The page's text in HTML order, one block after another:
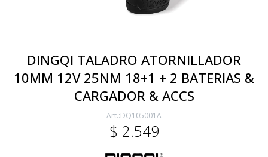
DINGQI TALADRO ATORNILLADOR
10MM 12V 25NM 18+1 + 2 BATERIAS &
CARGADOR & ACCS
DQ105001A
$ 2.549
Ferretería
Herramientas Eléctrica y Batería